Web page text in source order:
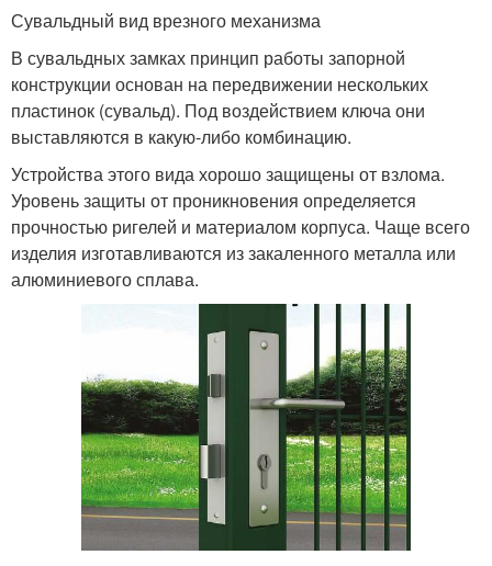
Сувальдный вид врезного механизма
В сувальдных замках принцип работы запорной
конструкции основан на передвижении нескольких
пластинок (сувальд). Под воздействием ключа они
выставляются в какую-либо комбинацию.
Устройства этого вида хорошо защищены от взлома.
Уровень защиты от проникновения определяется
прочностью ригелей и материалом корпуса. Чаще всего
изделия изготавливаются из закаленного металла или
алюминиевого сплава.